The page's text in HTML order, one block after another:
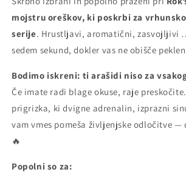
mojstru oreškov, ki poskrbi za
serije. Hrustljavi, aromatični, zasvojljivi
sedem sekund, dokler vas ne obišče
Bodimo iskreni: ti arašidi niso za
Če imate radi blage okuse, raje
prigrizka, ki dvigne adrenalin, izprazni
vam vmes pomeša življenjske odločitve —
🔥
Popolni so za: